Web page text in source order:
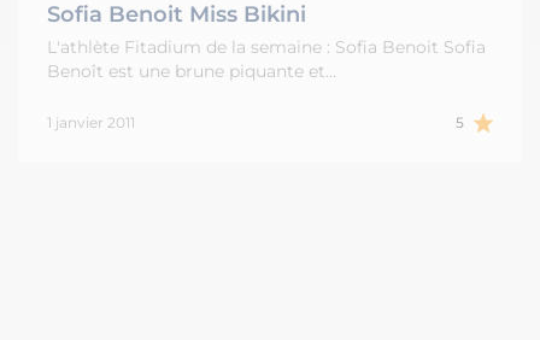
Sofia Benoit Miss Bikini
L'athlète Fitadium de la semaine : Sofia Benoit Sofia
Benoît est une brune piquante et…
1 janvier 2011 5